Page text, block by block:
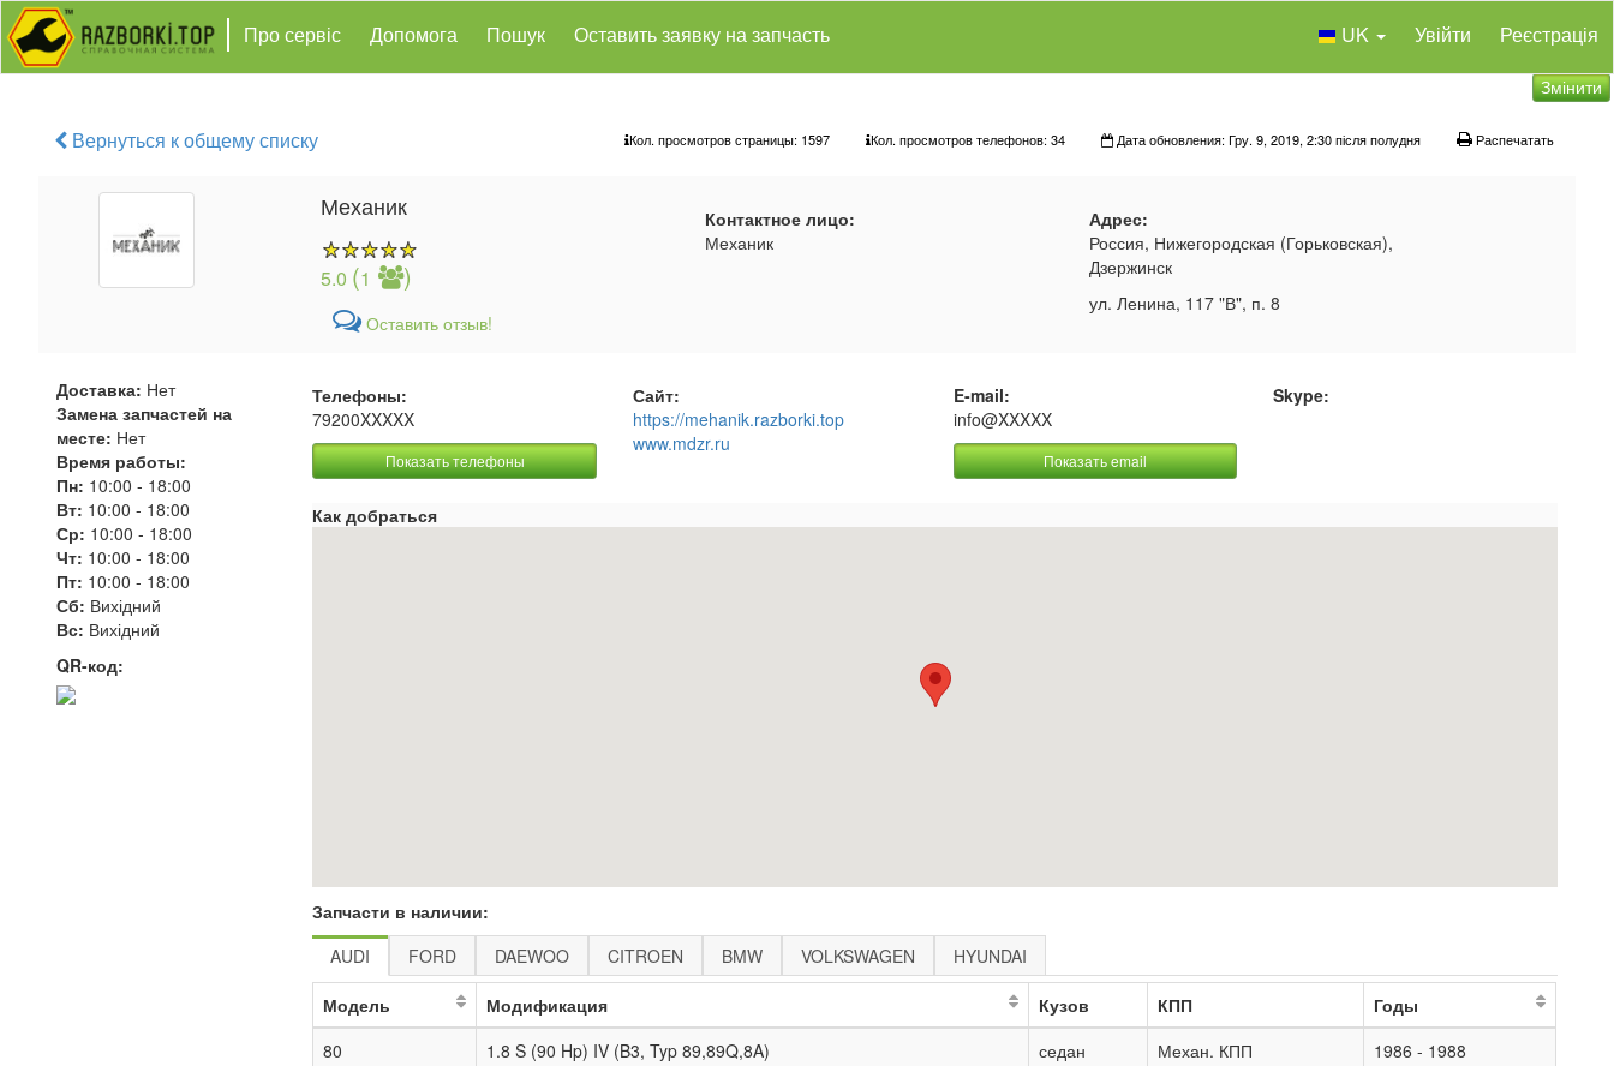
Про сервіс Допомога Пошук Оставить заявку на запчасть UK Увійти Реєстрація
Змінити
Вернуться к общему списку Кол. просмотров страницы: 1597 Кол. просмотров телефонов: 34 Дата обновления: Гру. 9, 2019, 2:30 після полудня Распечатать
Механик
5.0 (1 )
Оставить отзыв!
Контактное лицо:
Механик
Адрес:
Россия, Нижегородская (Горьковская),
Дзержинск
ул. Ленина, 117 "В", п. 8
Доставка: Нет
Замена запчастей на
месте: Нет
Время работы:
Пн: 10:00 - 18:00
Вт: 10:00 - 18:00
Ср: 10:00 - 18:00
Чт: 10:00 - 18:00
Пт: 10:00 - 18:00
Сб: Вихідний
Вс: Вихідний
QR-код:
Телефоны:
79200XXXXX
Показать телефоны
Сайт:
https://mehanik.razborki.top
www.mdzr.ru
E-mail:
info@XXXXX
Показать email
Skype:
Как добраться
Запчасти в наличии:
AUDI
FORD DAEWOO CITROEN BMW VOLKSWAGEN HYUNDAI
Модель Модификация Кузов КПП
Годы
80
1.8 S (90 Hp) IV (B3, Typ 89,89Q,8A) седан Механ. КПП
1986 - 1988